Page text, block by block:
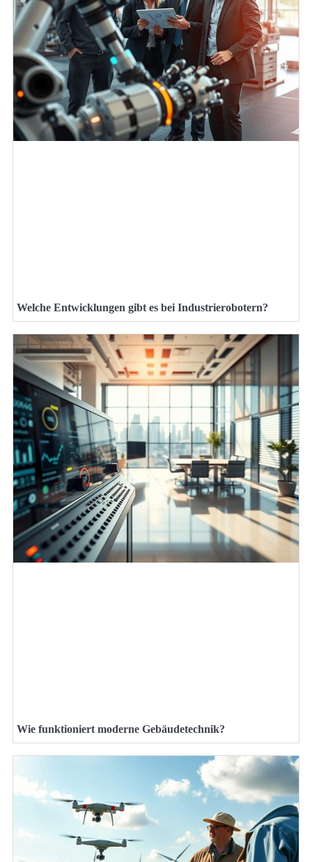
Welche Entwicklungen gibt es bei Industrierobotern?
Wie funktioniert moderne Gebäudetechnik?